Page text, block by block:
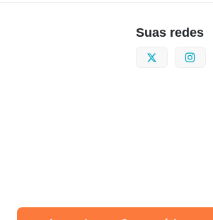
Suas redes
Twitter